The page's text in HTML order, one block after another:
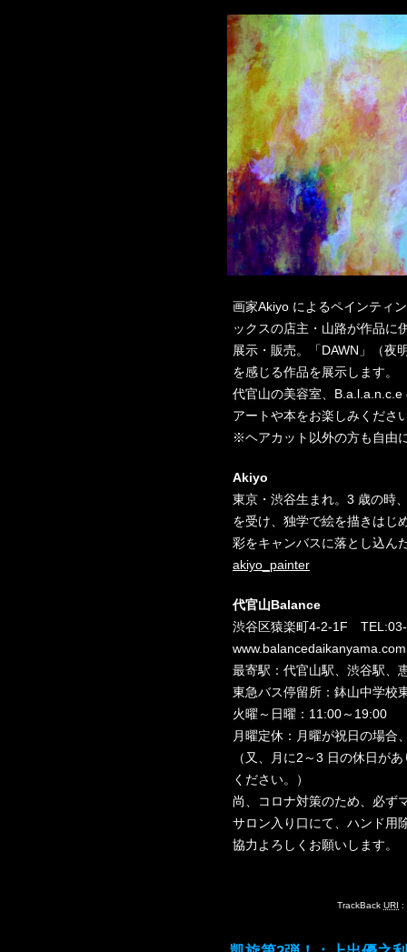
画家Akiyo によるペインティ
ックスの店主・山路が作品に
展示・販売。「DAWN」（夜
を感じる作品を展示します。
代官山の美容室、
アートや本をお楽しみくださ
※ヘアカット以外の方も自由
Akiyo
東京・渋谷生まれ。3 歳の時
を受け、独学で絵を描きはじ
彩をキャンバスに落とし込ん
akiyo_painter
代官山Balance
渋谷区猿楽町4-2-1F
www.balancedaikanyama.com
最寄駅：代官山駅、渋谷駅、
東急バス停留所：鉢山中学校
火曜～日曜：11:00～19:00
月曜定休：月曜が祝日の場合
（又、月に2～3 日の休日が
ください。）
尚、コロナ対策のため、必ず
サロン入り口にて、ハンド用
協力よろしくお願いします。
TrackBack URI :